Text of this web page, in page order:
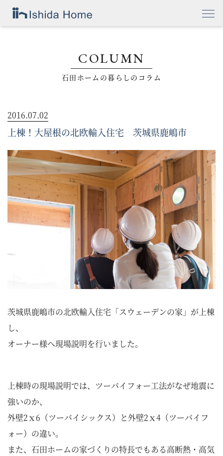
COLUMN
石田ホームの暮らしのコラム
2016.07.02
上棟！大屋根の北欧輸入住宅 茨城県鹿嶋市
茨城県鹿嶋市の北欧輸入住宅「スウェーデンの家」が上棟
し、
オーナー様へ現場説明を行いました。
上棟時の現場説明では、ツーバイフォー工法がなぜ地震に
強いのか、
外壁2ｘ6（ツーバイシックス）と外壁2ｘ4（ツーバイフ
ォー）の違い。
また、石田ホームの家づくりの特長でもある高断熱・高気